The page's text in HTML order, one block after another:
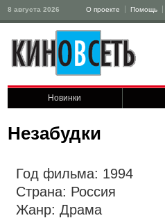
8 августа 2026 О проекте Помощь
Новинки
Незабудки
Год фильма: 1994
Страна: Россия
Жанр: Драма